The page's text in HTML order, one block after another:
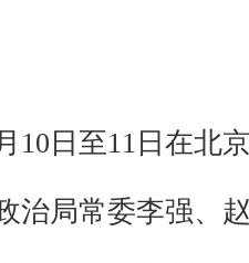
10日至11日在北
治局常委李强、